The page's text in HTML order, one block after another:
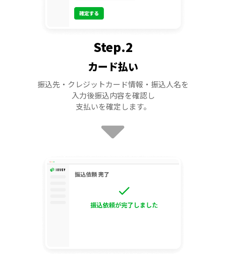
Step.2
カード払い
振込先・クレジットカード情報・振込人名を
入力後振込内容を確認し
支払いを確定します。